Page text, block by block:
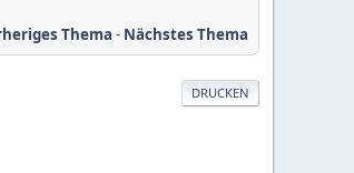
Thema - Nächstes Thema
DRUCKEN